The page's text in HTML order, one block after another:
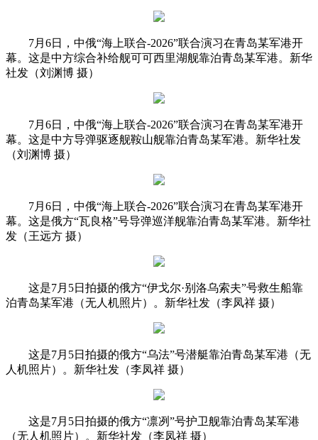
7月6日，中俄“海上联合-2026”联合演习在青岛某军港开
幕。这是中方综合补给舰可可西里湖舰靠泊青岛某军港。新华
社发（刘渊博 摄）
7月6日，中俄“海上联合-2026”联合演习在青岛某军港开
幕。这是中方导弹驱逐舰鞍山舰靠泊青岛某军港。新华社发
（刘渊博 摄）
7月6日，中俄“海上联合-2026”联合演习在青岛某军港开
幕。这是俄方“瓦良格”号导弹巡洋舰靠泊青岛某军港。新华社
发（王远方 摄）
这是7月5日拍摄的俄方“伊戈尔·别洛乌索夫”号救生船靠
泊青岛某军港（无人机照片）。新华社发（李凤祥 摄）
这是7月5日拍摄的俄方“乌法”号潜艇靠泊青岛某军港（无
人机照片）。新华社发（李凤祥 摄）
这是7月5日拍摄的俄方“凛冽”号护卫舰靠泊青岛某军港
（无人机照片）。新华社发（李凤祥 摄）